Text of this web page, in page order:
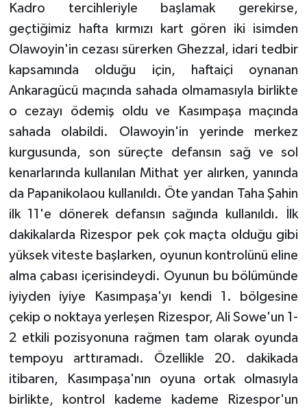
Kadro tercihleriyle başlamak gerekirse,
geçtiğimiz hafta kırmızı kart gören iki isimden
Olawoyin'in cezası sürerken Ghezzal, idari tedbir
kapsamında olduğu için, haftaiçi oynanan
Ankaragücü maçında sahada olmamasıyla birlikte
o cezayı ödemiş oldu ve Kasımpaşa maçında
sahada olabildi. Olawoyin'in yerinde merkez
kurgusunda, son süreçte defansın sağ ve sol
kenarlarında kullanılan Mithat yer alırken, yanında
da Papanikolaou kullanıldı. Öte yandan Taha Şahin
ilk 11'e dönerek defansın sağında kullanıldı. İlk
dakikalarda Rizespor pek çok maçta olduğu gibi
yüksek viteste başlarken, oyunun kontrolünü eline
alma çabası içerisindeydi. Oyunun bu bölümünde
iyiyden iyiye Kasımpaşa'yı kendi 1. bölgesine
çekip o noktaya yerleşen Rizespor, Ali Sowe'un 1-
2 etkili pozisyonuna rağmen tam olarak oyunda
tempoyu arttıramadı. Özellikle 20. dakikada
itibaren, Kasımpaşa'nın oyuna ortak olmasıyla
birlikte, kontrol kademe kademe Rizespor'un
GÜNDEM
Güvenlik
HABERDE İNSAN
İNSAN
İş Dünyası
Kadın
KÜLTÜR SANAT
Otomobil
POLİTİKA
Sağlık